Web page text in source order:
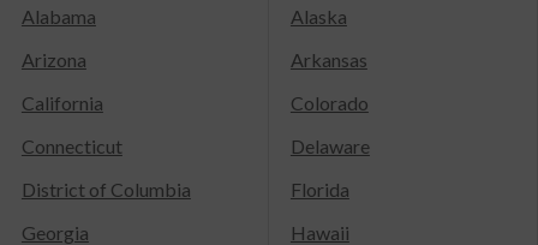
Alabama
Alaska
Arizona
Arkansas
California
Colorado
Connecticut
Delaware
District of Columbia
Florida
Georgia
Hawaii